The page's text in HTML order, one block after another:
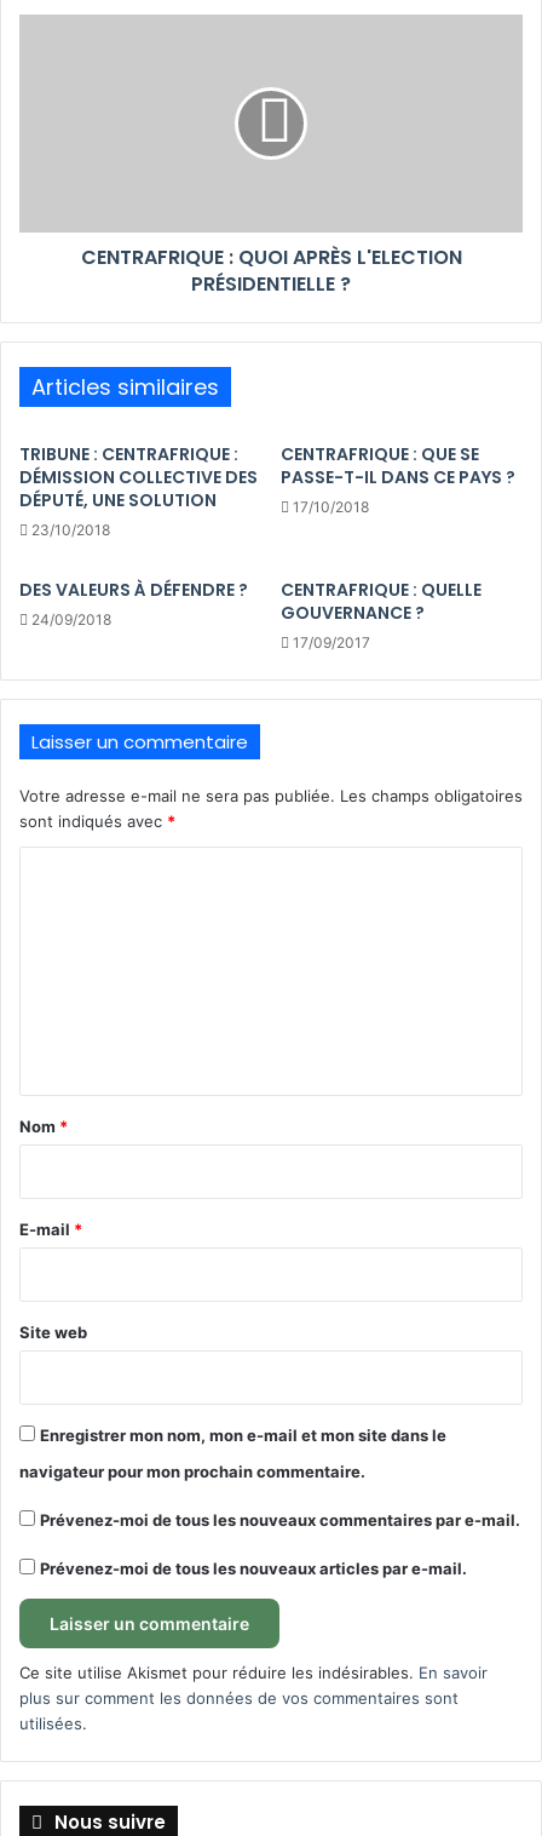
CENTRAFRIQUE : QUOI APRÈS L'ELECTION
PRÉSIDENTIELLE ?
Articles similaires
TRIBUNE : CENTRAFRIQUE :
DÉMISSION COLLECTIVE DES
DÉPUTÉ, UNE SOLUTION
23/10/2018
CENTRAFRIQUE : QUE SE
PASSE-T-IL DANS CE PAYS ?
17/10/2018
DES VALEURS À DÉFENDRE ?
24/09/2018
CENTRAFRIQUE : QUELLE
GOUVERNANCE ?
17/09/2017
Laisser un commentaire
Votre adresse e-mail ne sera pas publiée. Les champs obligatoires
sont indiqués avec *
a
e
Nom *
E-mail *
Site web
Enregistrer mon nom, mon e-mail et mon site dans le
navigateur pour mon prochain commentaire.
Prévenez-moi de tous les nouveaux commentaires par e-mail.
Prévenez-moi de tous les nouveaux articles par e-mail.
Ce site utilise Akismet pour réduire les indésirables. En savoir
plus sur comment les données de vos commentaires sont
utilisées.
Nous suivre